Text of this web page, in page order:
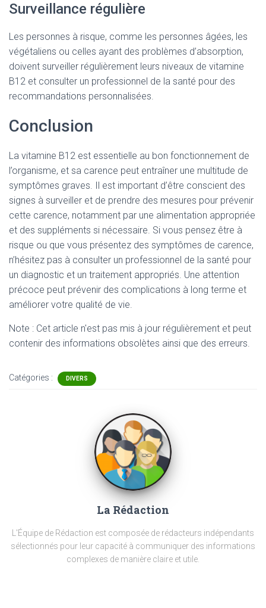
Surveillance régulière
Les personnes à risque, comme les personnes âgées, les
végétaliens ou celles ayant des problèmes d’absorption,
doivent surveiller régulièrement leurs niveaux de vitamine
B12 et consulter un professionnel de la santé pour des
recommandations personnalisées.
Conclusion
La vitamine B12 est essentielle au bon fonctionnement de
l’organisme, et sa carence peut entraîner une multitude de
symptômes graves. Il est important d’être conscient des
signes à surveiller et de prendre des mesures pour prévenir
cette carence, notamment par une alimentation appropriée
et des suppléments si nécessaire. Si vous pensez être à
risque ou que vous présentez des symptômes de carence,
n’hésitez pas à consulter un professionnel de la santé pour
un diagnostic et un traitement appropriés. Une attention
précoce peut prévenir des complications à long terme et
améliorer votre qualité de vie.
Note : Cet article n'est pas mis à jour régulièrement et peut
contenir des informations obsolètes ainsi que des erreurs.
Catégories : DIVERS
La Rédaction
L'Équipe de Rédaction est composée de rédacteurs indépendants
sélectionnés pour leur capacité à communiquer des informations
complexes de manière claire et utile.